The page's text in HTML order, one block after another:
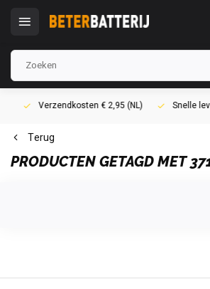
Verzendkosten € 2,95 (NL) Snelle
Terug
PRODUCTEN GETAGD MET